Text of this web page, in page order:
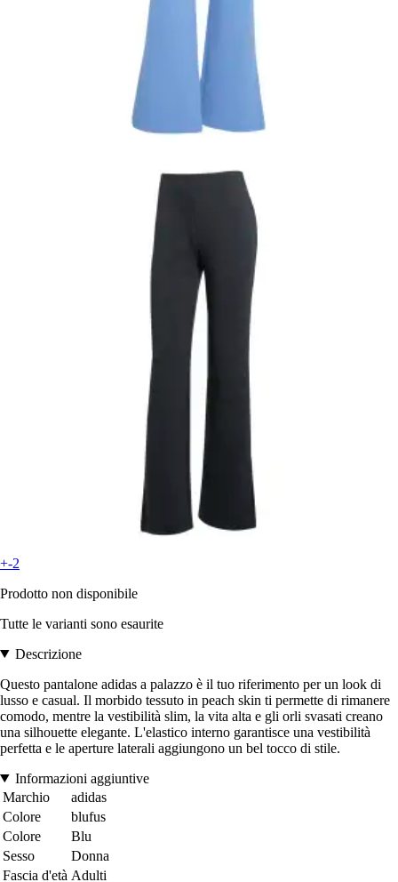
+-2
Prodotto non disponibile
Tutte le varianti sono esaurite
Descrizione
Questo pantalone adidas a palazzo è il tuo riferimento per un look di
lusso e casual. Il morbido tessuto in peach skin ti permette di rimanere
comodo, mentre la vestibilità slim, la vita alta e gli orli svasati creano
una silhouette elegante. L'elastico interno garantisce una vestibilità
perfetta e le aperture laterali aggiungono un bel tocco di stile.
Informazioni aggiuntive
Marchio
adidas
Colore
blufus
Colore
Blu
Sesso
Donna
Fascia d'età Adulti